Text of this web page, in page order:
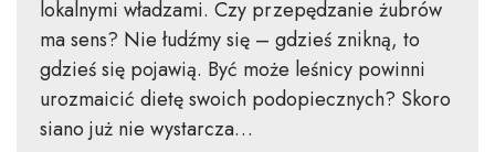
lokalnymi władzami. Czy przepędzanie żubrów
ma sens? Nie łudźmy się – gdzieś znikną, to
gdzieś się pojawią. Być może leśnicy powinni
urozmaicić dietę swoich podopiecznych? Skoro
siano już nie wystarcza…